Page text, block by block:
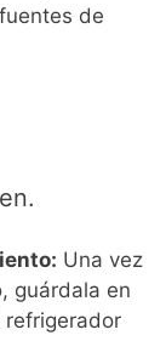
de
Una vez
guárdala en
refrigerador